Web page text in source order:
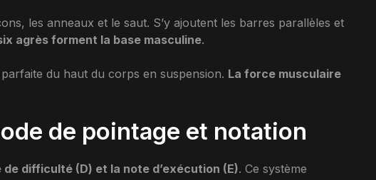
les anneaux et le saut. S’y ajoutent les barres parallèles et
agrès forment la base masculine.
du haut du corps en suspension. La force musculaire
de pointage et notation
difficulté (D) et la note d’exécution (E). Ce système